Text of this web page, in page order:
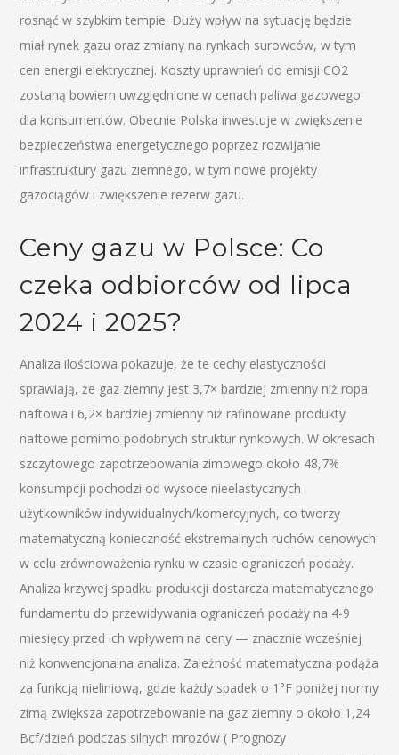
rosnąć w szybkim tempie. Duży wpływ na sytuację będzie
miał rynek gazu oraz zmiany na rynkach surowców, w tym
cen energii elektrycznej. Koszty uprawnień do emisji CO2
zostaną bowiem uwzględnione w cenach paliwa gazowego
dla konsumentów. Obecnie Polska inwestuje w zwiększenie
bezpieczeństwa energetycznego poprzez rozwijanie
infrastruktury gazu ziemnego, w tym nowe projekty
gazociągów i zwiększenie rezerw gazu.
Ceny gazu w Polsce: Co
czeka odbiorców od lipca
2024 i 2025?
Analiza ilościowa pokazuje, że te cechy elastyczności
sprawiają, że gaz ziemny jest 3,7× bardziej zmienny niż ropa
naftowa i 6,2× bardziej zmienny niż rafinowane produkty
naftowe pomimo podobnych struktur rynkowych. W okresach
szczytowego zapotrzebowania zimowego około 48,7%
konsumpcji pochodzi od wysoce nieelastycznych
użytkowników indywidualnych/komercyjnych, co tworzy
matematyczną konieczność ekstremalnych ruchów cenowych
w celu zrównoważenia rynku w czasie ograniczeń podaży.
Analiza krzywej spadku produkcji dostarcza matematycznego
fundamentu do przewidywania ograniczeń podaży na 4-9
miesięcy przed ich wpływem na ceny — znacznie wcześniej
niż konwencjonalna analiza. Zależność matematyczna podąża
za funkcją nieliniową, gdzie każdy spadek o 1°F poniżej normy
zimą zwiększa zapotrzebowanie na gaz ziemny o około 1,24
Bcf/dzień podczas silnych mrozów ( Prognozy